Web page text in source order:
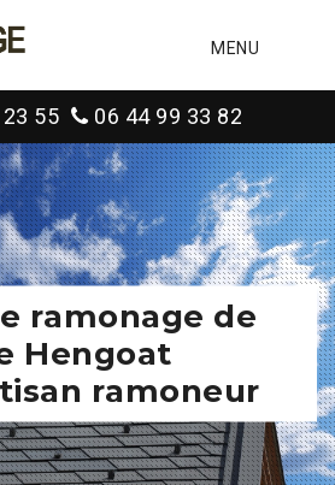
MENU
55 06 44 99 33 82
ramonage de
Hengoat
ramoneur